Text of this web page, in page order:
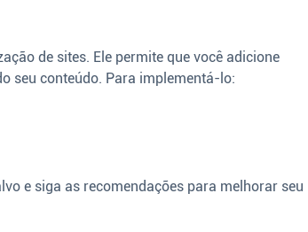
de sites. Ele permite que você adicione
seu conteúdo. Para implementá-lo:
e siga as recomendações para melhorar seu